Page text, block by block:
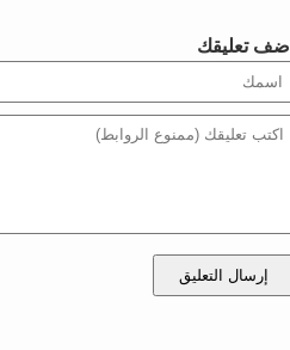
أضف تعليقك
إرسال التعليق